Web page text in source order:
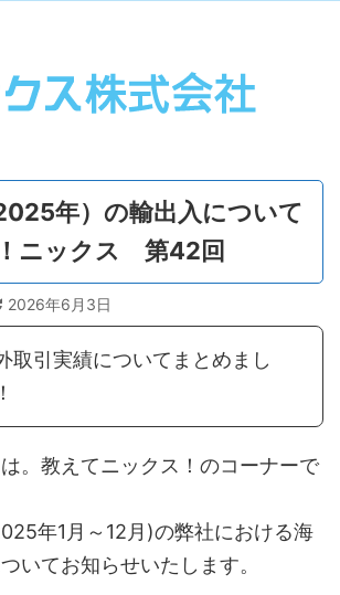
年）の輸出入について
！ニックス 第42回
2026年6月3日
取引実績についてまとめまし
。教えてニックス！のコーナーで
年1月～12月)の弊社における海
いてお知らせいたします。